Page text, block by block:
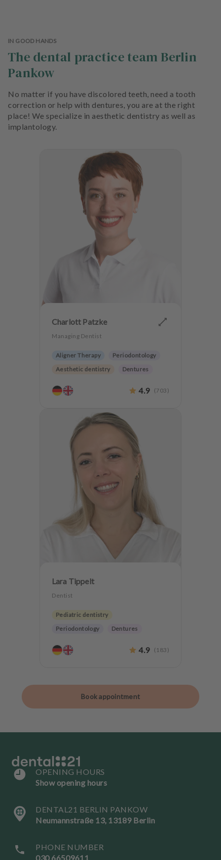
IN GOOD HANDS
The dental practice team Berlin
Pankow
No matter if you have discolored teeth, need a tooth
correction or help with dentures, you are at the right
place! We specialize in aesthetic dentistry as well as
implantology.
Charlott Patzke
Managing Dentist
Aligner Therapy
Periodontology
Aesthetic dentistry
Dentures
Anxiety Patients
4.9 (703 )
Lara Tippelt
Dentist
Pediatric dentistry
Periodontology
Dentures
4.9 ( 183 )
Book appointment
OPENING HOURS
Show opening hours
DENTAL21 BERLIN PANKOW
Neumannstraße 13, 13189 Berlin
PHONE NUMBER
030 66509611